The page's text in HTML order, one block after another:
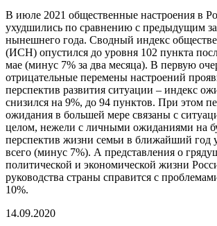
В июле 2021 общественные настроения в
ухудшились по сравнению с предыдущим
нынешнего года. Сводный индекс
(ИСН) опустился до уровня 102 пункта
мае (минус 7% за два месяца). В первую
отрицательные перемены настроений
перспектив развития ситуации – индекс
снизился на 9%, до 94 пунктов. При этом
ожидания в большей мере связаны с
целом, нежели с личными ожиданиями на
перспектив жизни семьи в ближайший год
всего (минус 7%). А представления о
политической и экономической жизни
руководства страны справится с
10%.
14.09.2020